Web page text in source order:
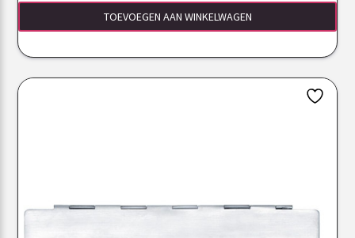
TOEVOEGEN AAN WINKELWAGEN